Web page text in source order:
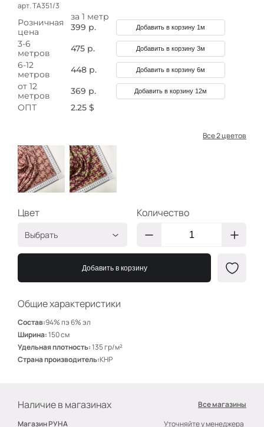
арт. ТА351/3
Общие характеристики
Состав:94% пэ 6% эл
Ширина:150 см
Удельная плотность:135 гр/м²
Страна производитель:КНР
за 1 метр
Розничная
цена
399 р. Добавить в корзину 1м
3-6
метров
475 р. Добавить в корзину 3м
6-12
метров
448 р. Добавить в корзину 6м
от 12
метров
369 р. Добавить в корзину 12м
ОПТ 2.25 $
Все 2 цветов
Наличие в магазинах
Все магазины
Магазин РУНА
Уточняйте у менеджера
Цвет
Выбрать
НН на персик
ТА351/2
ТА351/3
Количество
Добавить в корзину